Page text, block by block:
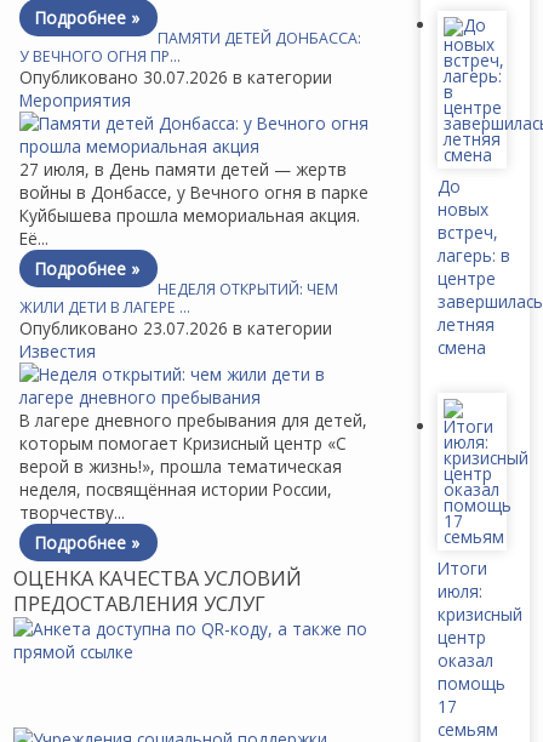
Подробнее »
ПАМЯТИ ДЕТЕЙ ДОНБАССА:
У ВЕЧНОГО ОГНЯ ПР…
Опубликовано 30.07.2026 в категории
Мероприятия
27 июля, в День памяти детей — жертв
войны в Донбассе, у Вечного огня в парке
Куйбышева прошла мемориальная акция.
Её...
Подробнее »
НЕДЕЛЯ ОТКРЫТИЙ: ЧЕМ
ЖИЛИ ДЕТИ В ЛАГЕРЕ …
Опубликовано 23.07.2026 в категории
Известия
В лагере дневного пребывания для детей,
которым помогает Кризисный центр «С
верой в жизнь!», прошла тематическая
неделя, посвящённая истории России,
творчеству...
Подробнее »
ОЦЕНКА КАЧЕСТВА УСЛОВИЙ
ПРЕДОСТАВЛЕНИЯ УСЛУГ
До
новых
встреч,
лагерь: в
центре
завершилась
летняя
смена
Итоги
июля:
кризисный
центр
оказал
помощь
17
семьям